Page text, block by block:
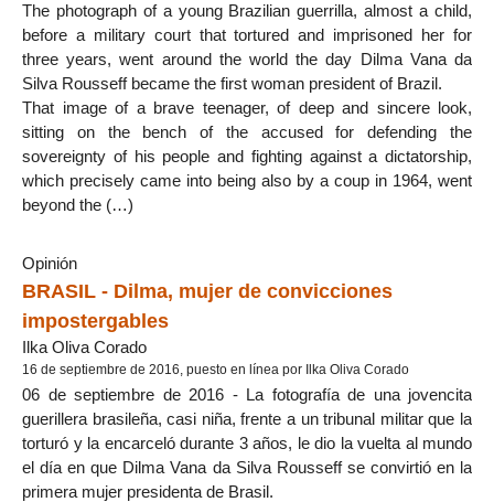
The photograph of a young Brazilian guerrilla, almost a child,
before a military court that tortured and imprisoned her for
three years, went around the world the day Dilma Vana da
Silva Rousseff became the first woman president of Brazil.
That image of a brave teenager, of deep and sincere look,
sitting on the bench of the accused for defending the
sovereignty of his people and fighting against a dictatorship,
which precisely came into being also by a coup in 1964, went
beyond the (…)
Opinión
BRASIL - Dilma, mujer de convicciones
impostergables
Ilka Oliva Corado
16 de septiembre de 2016, puesto en línea por Ilka Oliva Corado
06 de septiembre de 2016 - La fotografía de una jovencita
guerillera brasileña, casi niña, frente a un tribunal militar que la
torturó y la encarceló durante 3 años, le dio la vuelta al mundo
el día en que Dilma Vana da Silva Rousseff se convirtió en la
primera mujer presidenta de Brasil.